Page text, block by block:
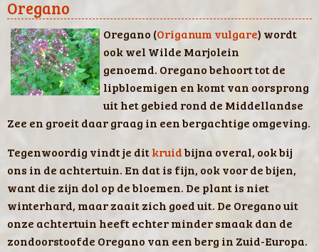
Oregano
​Oregano (Origanum vulgare) wordt
ook wel Wilde Marjolein
genoemd. Oregano behoort tot de
lipbloemigen en komt van oorsprong
uit het gebied rond de Middellandse
Zee en groeit daar graag in een bergachtige omgeving.
Tegenwoordig vindt je ditkruidbijna overal, ook bij
ons in de achtertuin. En dat is fijn, ook voor de bijen,
want die zijn dol op de bloemen. De plant is niet
winterhard, maar zaait zich goed uit. De Oregano uit
onze achtertuin heeft echter minder smaak dan de
zondoorstoofde Oregano van een berg in Zuid-Europa.